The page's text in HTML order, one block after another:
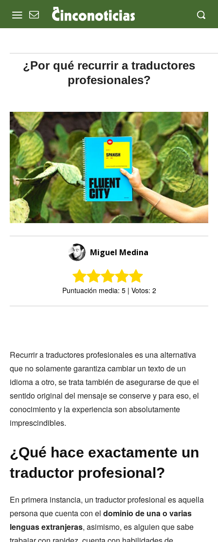
¿Por qué recurrir a traductores
profesionales?
Miguel Medina
Puntuación media: 5 | Votos: 2
Recurrir a traductores profesionales es una alternativa
que no solamente garantiza cambiar un texto de un
idioma a otro, se trata también de asegurarse de que el
sentido original del mensaje se conserve y para eso, el
conocimiento y la experiencia son absolutamente
imprescindibles.
¿Qué hace exactamente un
traductor profesional?
En primera instancia, un traductor profesional es aquella
persona que cuenta con el dominio de una o varias
lenguas extranjeras, asimismo, es alguien que sabe